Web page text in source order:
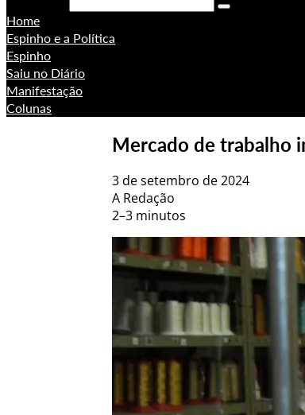
Home
Espinho e a Política
Espinho
Saiu no Diário
Manifestação
Colunas
Mercado de trabalho
3 de setembro de 2024
A Redação
2–3 minutos